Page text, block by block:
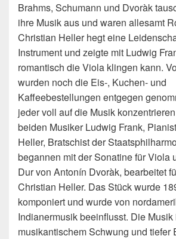
Brahms, Schumann und Dvoràk
ihre Musik aus und waren allesamt
Christian Heller hegt eine
Instrument und zeigte mit Ludwig
romantisch die Viola klingen kann.
wurden noch die Eis-, Kuchen- und
Kaffeebestellungen entgegen
jeder voll auf die Musik
beiden Musiker Ludwig Frank,
Heller, Bratschist der
begannen mit der Sonatine für Viola
Dur von Antonín Dvoràk, bearbeitet
Christian Heller. Das Stück wurde
komponiert und wurde von
Indianermusik beeinflusst. Die Musik
musikantischem Schwung und tiefer